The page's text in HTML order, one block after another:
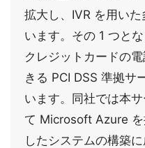
拡大し、IVR を用い
います。その 1 つと
クレジットカードの
きる PCI DSS 準拠サ
います。同社では本
て Microsoft Azure
したシステムの構築に